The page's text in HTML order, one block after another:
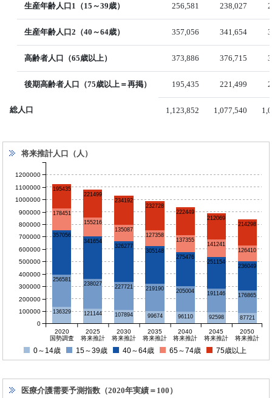
生産年齢人口1（15～39歳） 256,581 238,027
生産年齢人口2（40～64歳） 357,056 341,654
高齢者人口（65歳以上） 373,886 376,715
後期高齢者人口（75歳以上＝再掲） 195,435 221,499
総人口 1,123,852 1,077,540
将来推計人口（人）
136329 121144 107894 99674 96110 92598 87721
256581
238027 227721 219190 205004 191146 176865
357056
341654
326277
305148
275476
251154
236049
178451
155216
135087
127358
137355
141241
126410
195435
221499
234192
232728
222449
212069
214298
2020
国勢調査
2025
将来推計
2030
将来推計
2035
将来推計
2040
将来推計
2045
将来推計
2050
将来推計
0
100000
200000
300000
400000
500000
600000
700000
800000
900000
1000000
1100000
1200000
0～14歳 15～39歳 40～64歳 65～74歳 75歳以上
医療介護需要予測指数（2020年実績＝100）